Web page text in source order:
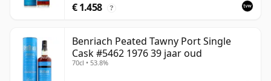
€ 1.458 ?
Benriach Peated Tawny Port Single
Cask #5462 1976 39 jaar oud
70cl • 53.8%